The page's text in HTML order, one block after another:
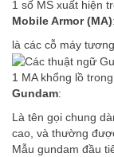
1 số MS xuất hiện
Mobile Armor (MA):
là các cỗ máy
1 MA khổng lồ
Gundam:
Là tên gọi chung
cao, và thường
Mẫu gundam đầu